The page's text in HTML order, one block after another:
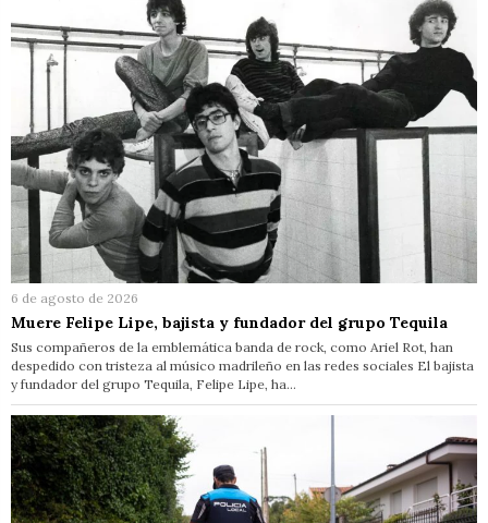
6 de agosto de 2026
Muere Felipe Lipe, bajista y fundador del grupo Tequila
Sus compañeros de la emblemática banda de rock, como Ariel Rot, han
despedido con tristeza al músico madrileño en las redes sociales El bajista
y fundador del grupo Tequila, Felipe Lipe, ha…